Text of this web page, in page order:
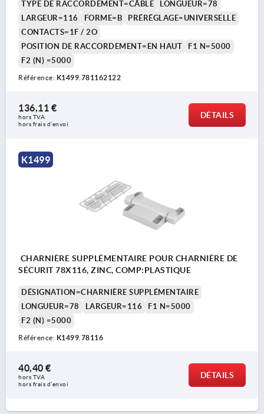
TYPE DE RACCORDEMENT=CÂBLE
LONGUEUR=78
LARGEUR=116
FORME=B
PRÉRÉGLAGE=UNIVERSELLE
CONTACTS=1F / 2O
POSITION DE RACCORDEMENT=EN HAUT
F1 N=5000
F2 (N) =5000
Référence: K1499.781162122
136,11 €
hors TVA
hors frais d’envoi
DÉTAILS
K1499
CHARNIÈRE SUPPLÉMENTAIRE POUR CHARNIÈRE DE
SÉCURIT 78X116, ZINC, COMP:PLASTIQUE
DÉSIGNATION=CHARNIÈRE SUPPLÉMENTAIRE
LONGUEUR=78
LARGEUR=116
F1 N=5000
F2 (N) =5000
Référence: K1499.78116
40,40 €
hors TVA
hors frais d’envoi
DÉTAILS